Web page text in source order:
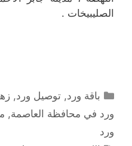
الصليبيخات .
التصنيفات
باقة ورد,توصيل ورد,
ورد في محافظة العاصمة,
ورد